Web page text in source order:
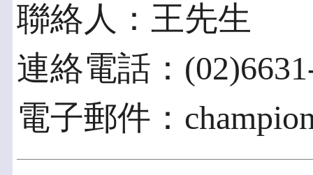
聯絡人：王先生
連絡電話：
電子郵件：